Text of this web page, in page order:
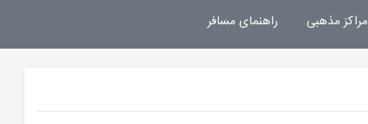
مراکز مذهبی راهنمای مسافر